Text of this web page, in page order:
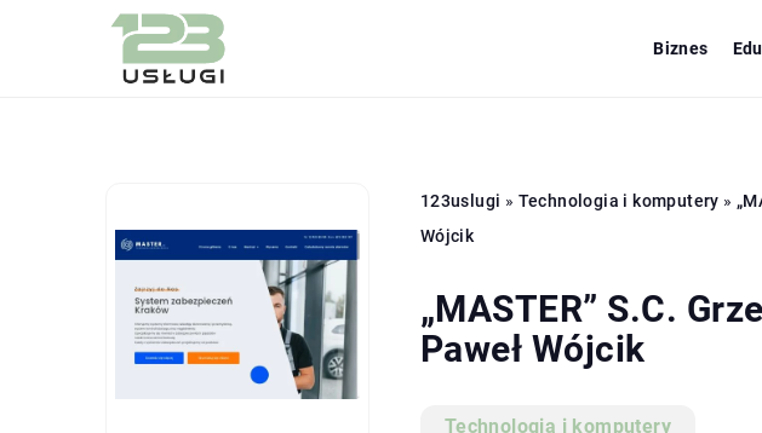
Biznes
123uslugi » Technologia i komputery »
Wójcik
„MASTER” S.C.
Paweł Wójcik
Technologia i komputery